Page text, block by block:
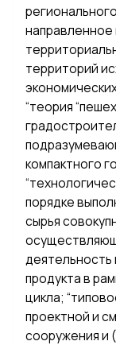
территорий
“теория
компактного
порядке
сырья
деятельность
продукта в
цикла;
проектной и
сооружения и